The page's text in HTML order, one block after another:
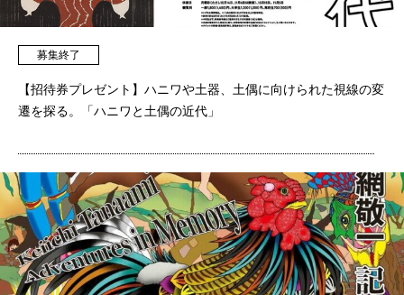
募集終了
【招待券プレゼント】ハニワや土器、土偶に向けられた視線の変
遷を探る。「ハニワと土偶の近代」